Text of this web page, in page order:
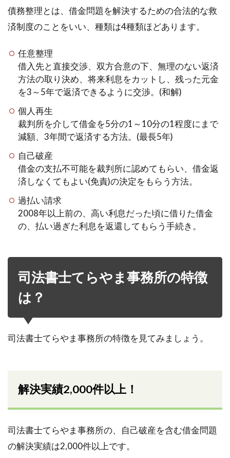
債務整理とは、借金問題を解決するための合法的な救
済制度のことをいい、種類は4種類ほどあります。
任意整理
借入先と直接交渉、双方合意の下、無理のない返済
方法の取り決め、将来利息をカットし、残った元金
を3～5年で返済できるように交渉。(和解)
個人再生
裁判所を介して借金を5分の1～10分の1程度にまで
減額、3年間で返済する方法。(最長5年)
自己破産
借金の支払不可能を裁判所に認めてもらい、借金返
済しなくてもよい(免責)の決定をもらう方法。
過払い請求
2008年以上前の、高い利息だった頃に借りた借金
の、払い過ぎた利息を返還してもらう手続き。
司法書士てらやま事務所の特徴
は？
司法書士てらやま事務所の特徴を見てみましょう。
解決実績2,000件以上！
司法書士てらやま事務所の、自己破産を含む借金問題
の解決実績は2,000件以上です。